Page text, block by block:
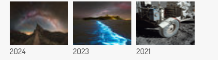
2024 2023 2021